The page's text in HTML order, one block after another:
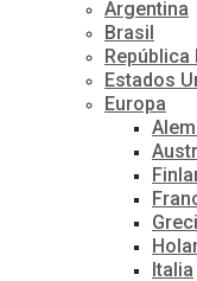
Argentina
Brasil
República
Estados
Europa
Italia